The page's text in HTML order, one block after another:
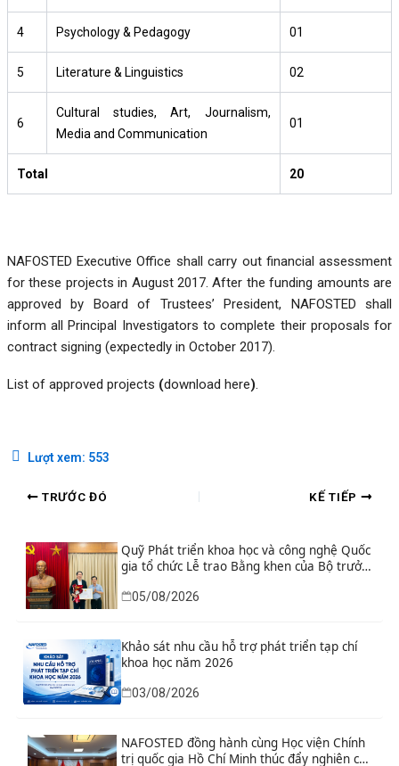
4 Psychology & Pedagogy 01
5 Literature & Linguistics 02
6
Cultural studies, Art, Journalism,
Media and Communication
01
Total 20
NAFOSTED Executive Office shall carry out financial assessment
for these projects in August 2017. After the funding amounts are
approved by Board of Trustees’ President, NAFOSTED shall
inform all Principal Investigators to complete their proposals for
contract signing (expectedly in October 2017).
List of approved projects (download here).
Lượt xem: 553
TRƯỚC ĐÓ KẾ TIẾP
Quỹ Phát triển khoa học và công nghệ Quốc
gia tổ chức Lễ trao Bằng khen của Bộ trưởng
nhân có thành tích xuất sắc
05/08/2026
Khảo sát nhu cầu hỗ trợ phát triển tạp chí
khoa học năm 2026
03/08/2026
NAFOSTED đồng hành cùng Học viện Chính
trị quốc gia Hồ Chí Minh thúc đẩy nghiên cứu